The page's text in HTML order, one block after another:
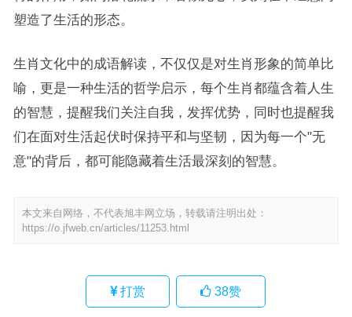
塑造了生活的形态。
生肖文化中的成语解读，不仅仅是对生肖形象的简单比
喻，更是一种生活的哲学启示，每个生肖都蕴含着人生
的智慧，提醒我们关注自我，发挥优势，同时也提醒我
们在面对生活起伏时保持平和与坚韧，因为每一个"无
意"的背后，都可能隐藏着生活最深刻的智慧。
本文来自网络，不代表旭丰网立场，转载请注明出处：
https://o.jfweb.cn/articles/11253.html
打赏 38赞